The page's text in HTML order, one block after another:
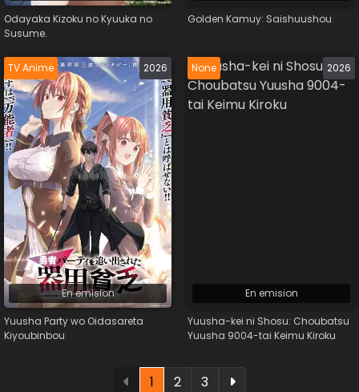
Odayaka Kizoku no Kyuuka no
Susume.
Golden Kamuy: Saishuushou
TV Anime 2026
En emision
Yuusha Party wo Oidasareta
Kiyoubinbou
None 2026
En emision
Yuusha-kei ni Shosu: Choubatsu
Yuusha 9004-tai Keimu Kiroku
1 2 3